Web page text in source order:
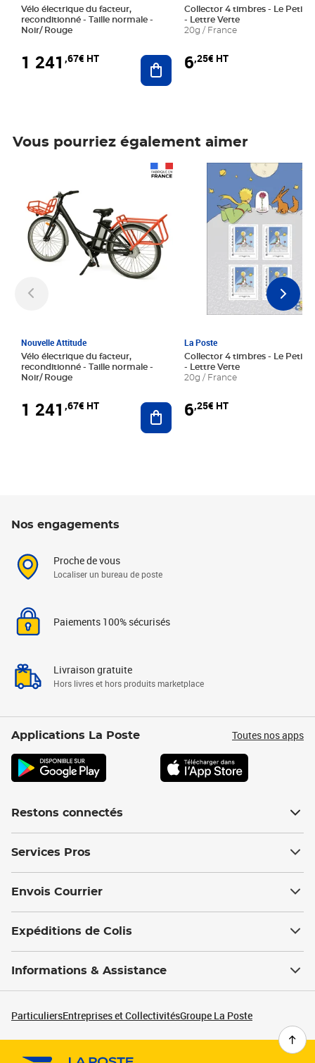
Vélo électrique du facteur,
reconditionné - Taille normale -
Noir/ Rouge
1 241 ,67€ HT Ajouter au panier
Collector 4 timbres - Le Petit
- Lettre Verte
20g / France
6,25€ HT
Vous pourriez également aimer
Nouvelle Attitude
Vélo électrique du facteur,
reconditionné - Taille normale -
Noir/ Rouge
1 241 ,67€ HT Ajouter au panier
La Poste
Collector 4 timbres - Le Petit
- Lettre Verte
20g / France
6,25€ HT
Prix 6,25€ HT
Nos engagements
Proche de vous
Localiser un bureau de poste
Paiements 100% sécurisés
Livraison gratuite
Hors livres et hors produits marketplace
Applications La Poste Toutes nos apps
Restons connectés
Services Pros
Envois Courrier
Expéditions de Colis
Informations & Assistance
ParticuliersEntreprises et CollectivitésGroupe La Poste